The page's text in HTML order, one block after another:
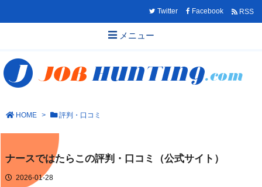
メニュー
Twitter Facebook RSS
HOME > 評判・口コミ
ナースではたらこの評判・口コミ（公式サイト）
2026-01-28